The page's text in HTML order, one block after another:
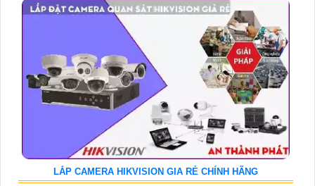
LẮP CAMERA HIKVISION GIA RẺ CHÍNH HÃNG